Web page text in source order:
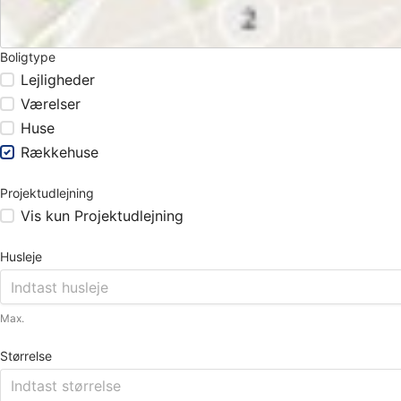
Boligtype
Lejligheder
Værelser
Huse
Rækkehuse
Projektudlejning
Vis kun Projektudlejning
Husleje
Max.
Størrelse